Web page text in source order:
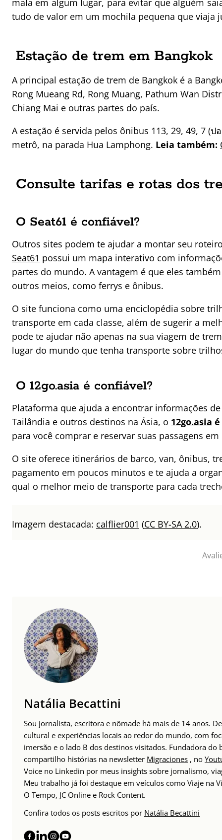
mala em algum lugar, para evitar que alguém
tudo de valor em um mochila pequena que viaja
Estação de trem em Bangkok
A principal estação de trem de Bangkok é a
Rong Mueang Rd, Rong Muang, Pathum Wan
Chiang Mai e outras partes do país.
A estação é servida pelos ônibus 113, 29, 49, 7 (ป
metrô, na parada Hua Lamphong. Leia também:
Consulte tarifas e rotas dos
O Seat61 é confiável?
Outros sites podem te ajudar a montar seu
Seat61 possui um mapa interativo com
partes do mundo. A vantagem é que eles
outros meios, como ferrys e ônibus.
O site funciona como uma enciclopédia sobre
transporte em cada classe, além de sugerir a
pode te ajudar não apenas na sua viagem de
lugar do mundo que tenha transporte sobre
O 12go.asia é confiável?
Plataforma que ajuda a encontrar informações
Tailândia e outros destinos na Ásia, o 12go.asia
para você comprar e reservar suas passagens
O site oferece itinerários de barco, van, ônibus,
pagamento em poucos minutos e te ajuda a
qual o melhor meio de transporte para cada
Imagem destacada: calflier001 (CC BY-SA 2.0).
Natália Becattini
Sou jornalista, escritora e nômade há mais de 14 anos.
cultural e experiências locais ao redor do mundo, com
imersão e o lado B dos destinos visitados. Fundadora
compartilho histórias na newsletter Migraciones , no
Voice no Linkedin por meus insights sobre jornalismo,
Meu trabalho já foi destaque em veículos como Viaje na
O Tempo, JC Online e Rock Content.
Confira todos os posts escritos por Natália Becattini